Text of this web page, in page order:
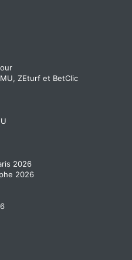
ZEturf et BetClic
2026
2026